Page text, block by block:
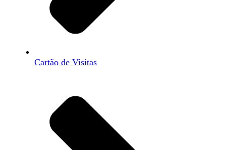
Cartão de Visitas